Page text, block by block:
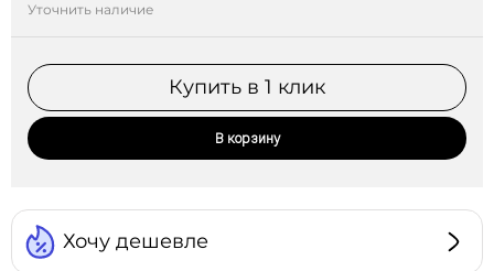
Уточнить наличие
Купить в 1 клик
В корзину
Хочу дешевле